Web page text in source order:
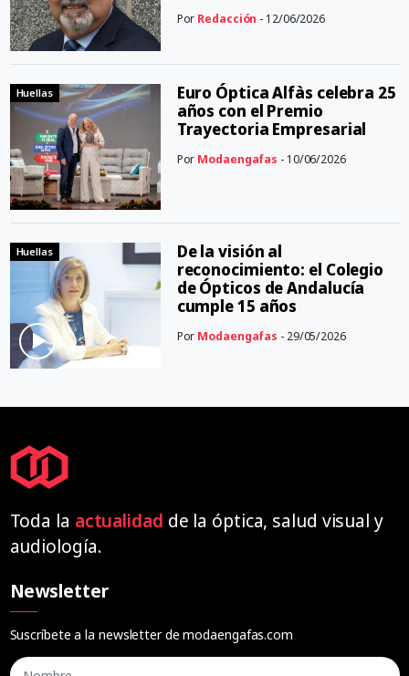
Por Redacción - 12/06/2026
Huellas
Euro Óptica Alfàs celebra 25
años con el Premio
Trayectoria Empresarial
Por Modaengafas - 10/06/2026
Huellas
De la visión al
reconocimiento: el Colegio
de Ópticos de Andalucía
cumple 15 años
Por Modaengafas - 29/05/2026
Toda la actualidad de la óptica, salud visual y
audiología.
Newsletter
Suscríbete a la newsletter de modaengafas.com